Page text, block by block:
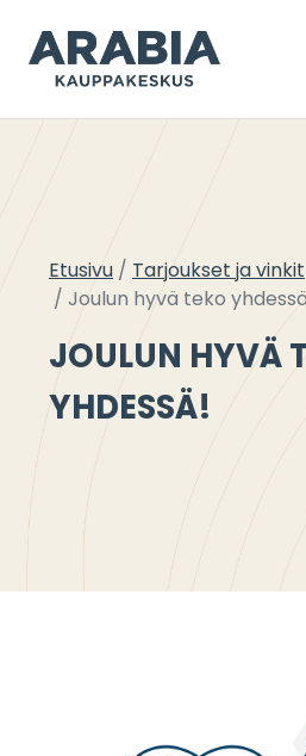
sisältöön
Etusivu
Tarjoukset ja vinkit
Joulun hyvä teko
JOULUN HYVÄ
YHDESSÄ!